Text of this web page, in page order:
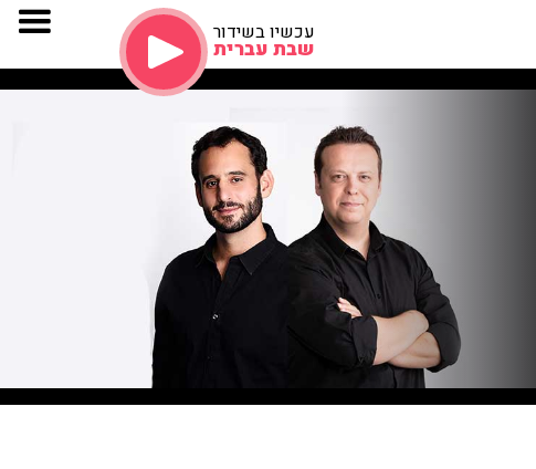
עכשיו בשידור
שבת עברית